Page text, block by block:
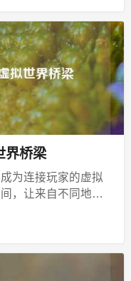
界桥梁
为连接玩家的虚拟
，让来自不同地
，...